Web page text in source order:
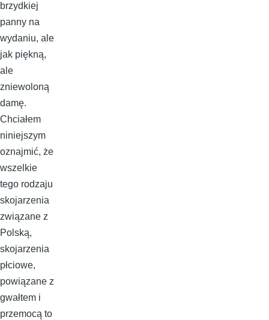
brzydkiej
panny na
wydaniu, ale
jak piękną,
ale
zniewoloną
damę.
Chciałem
niniejszym
oznajmić, że
wszelkie
tego rodzaju
skojarzenia
związane z
Polską,
skojarzenia
płciowe,
powiązane z
gwałtem i
przemocą to